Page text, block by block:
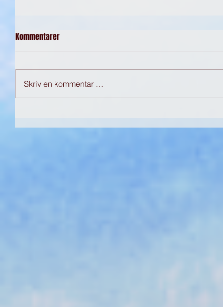
Kommentarer
Skriv en kommentar …